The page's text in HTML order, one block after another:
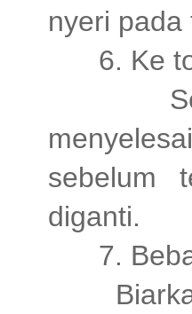
nyeri
6. Ke
sebelum
diganti.
7.